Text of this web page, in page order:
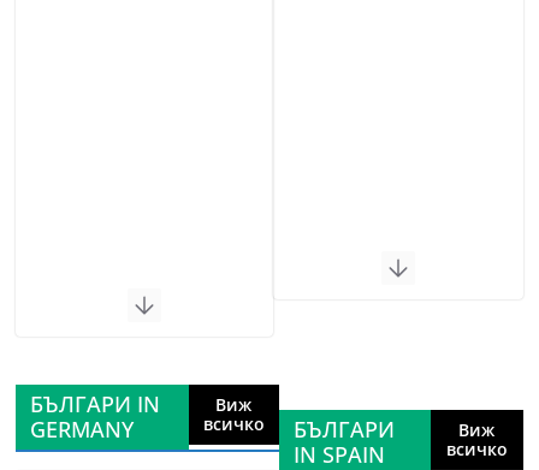
БЪЛГАРИ IN
GERMANY
Виж
всичко
БЪЛГАРИ
IN SPAIN
Виж
всичко